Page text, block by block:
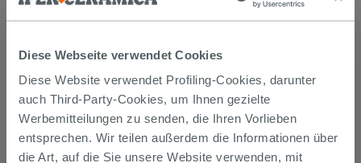
Diese Webseite verwendet Cookies
Diese Website verwendet Profiling-Cookies, darunter
auch Third-Party-Cookies, um Ihnen gezielte
Werbemitteilungen zu senden, die Ihren Vorlieben
entsprechen. Wir teilen außerdem die Informationen über
die Art, auf die Sie unsere Website verwenden, mit